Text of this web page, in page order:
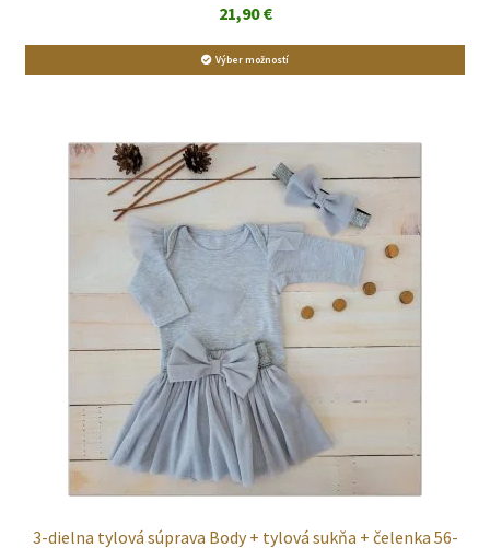
21,90€
Výber možností
3-dielna tylová súprava Body + tylová sukňa + čelenka 56-